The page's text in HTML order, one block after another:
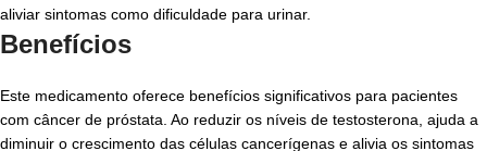
aliviar sintomas como dificuldade para urinar.
Benefícios
Este medicamento oferece benefícios significativos para pacientes
com câncer de próstata. Ao reduzir os níveis de testosterona, ajuda a
diminuir o crescimento das células cancerígenas e alivia os sintomas